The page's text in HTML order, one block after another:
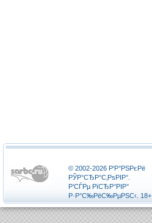
© 2002-2026 Р‘Р°РЅРєРё
РЎР°СЂР°С‚РѕРІР°.
Р’СЃРµ РїСЂР°РІР°
Р·Р°С‰РёС‰РµРЅС‹. 18+